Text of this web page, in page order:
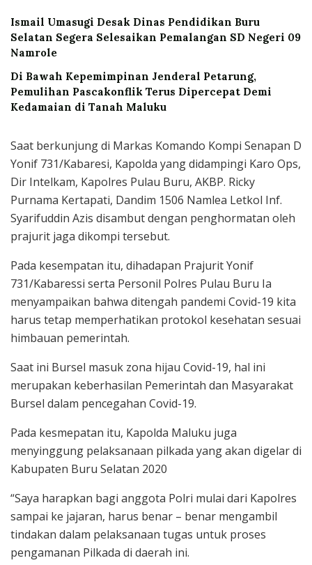
Ismail Umasugi Desak Dinas Pendidikan Buru
Selatan Segera Selesaikan Pemalangan SD Negeri 09
Namrole
Di Bawah Kepemimpinan Jenderal Petarung,
Pemulihan Pascakonflik Terus Dipercepat Demi
Kedamaian di Tanah Maluku
Saat berkunjung di Markas Komando Kompi Senapan D
Yonif 731/Kabaresi, Kapolda yang didampingi Karo Ops,
Dir Intelkam, Kapolres Pulau Buru, AKBP. Ricky
Purnama Kertapati, Dandim 1506 Namlea Letkol Inf.
Syarifuddin Azis disambut dengan penghormatan oleh
prajurit jaga dikompi tersebut.
Pada kesempatan itu, dihadapan Prajurit Yonif
731/Kabaressi serta Personil Polres Pulau Buru Ia
menyampaikan bahwa ditengah pandemi Covid-19 kita
harus tetap memperhatikan protokol kesehatan sesuai
himbauan pemerintah.
Saat ini Bursel masuk zona hijau Covid-19, hal ini
merupakan keberhasilan Pemerintah dan Masyarakat
Bursel dalam pencegahan Covid-19.
Pada kesmepatan itu, Kapolda Maluku juga
menyinggung pelaksanaan pilkada yang akan digelar di
Kabupaten Buru Selatan 2020
“Saya harapkan bagi anggota Polri mulai dari Kapolres
sampai ke jajaran, harus benar – benar mengambil
tindakan dalam pelaksanaan tugas untuk proses
pengamanan Pilkada di daerah ini.